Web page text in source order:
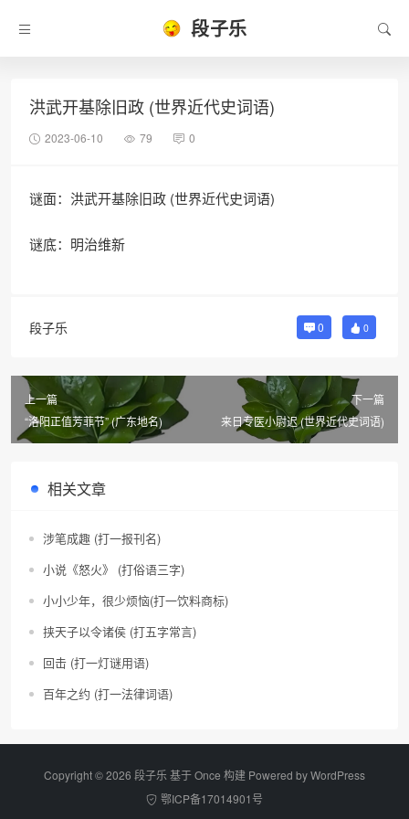
段子乐
洪武开基除旧政 (世界近代史词语)
2023-06-10 79 0
谜面：洪武开基除旧政 (世界近代史词语)
谜底：明治维新
段子乐 0 0
上一篇
“洛阳正值芳菲节” (广东地名)
下一篇
来日专医小尉迟 (世界近代史词语)
相关文章
涉笔成趣 (打一报刊名)
小说《怒火》 (打俗语三字)
小小少年，很少烦恼(打一饮料商标)
挟天子以令诸侯 (打五字常言)
回击 (打一灯谜用语)
百年之约 (打一法律词语)
Copyright © 2026 段子乐 基于 Once 构建 Powered byWordPress
鄂ICP备17014901号